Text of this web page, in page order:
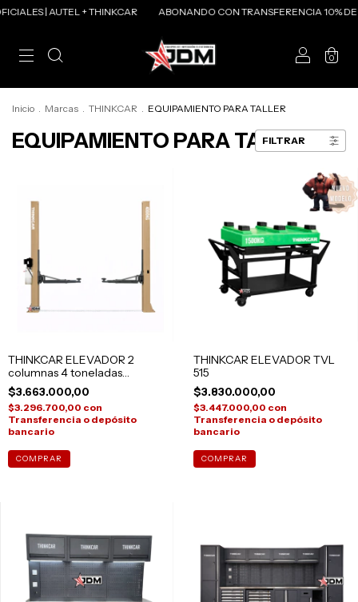
| AUTEL + THINKCAR ABONANDO CON TRANSFERENCIA 10% DE
0
Inicio . Marcas . THINKCAR . EQUIPAMIENTO PARA TALLER
EQUIPAMIENTO PARA TALLER
FILTRAR
THINKCAR ELEVADOR 2
columnas 4 toneladas
TVL240
$3.663.000,00
$3.296.700,00 con
Transferencia o depósito
bancario
COMPRAR
THINKCAR ELEVADOR TVL
515
$3.830.000,00
$3.447.000,00 con
Transferencia o depósito
bancario